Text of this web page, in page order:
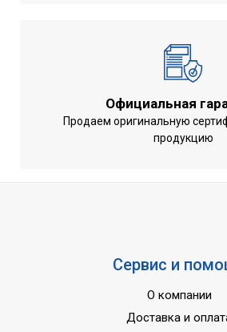
Официальная
Продаем оригинальную
продукцию
Сервис и
О компании
Доставка и